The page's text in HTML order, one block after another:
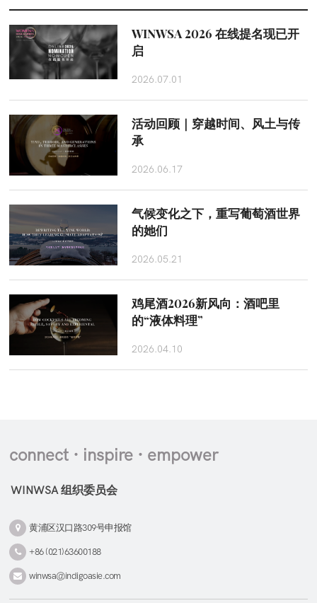
WINWSA 2026 在线提名现已开
启
2026.07.01
活动回顾｜穿越时间、风土与传
承
2026.06.17
气候变化之下，重写葡萄酒世界
的她们
2026.05.21
鸡尾酒2026新风向：酒吧里
的“液体料理”
2026.04.10
connect · inspire · empower
WINWSA 组织委员会
黄浦区汉口路309号申报馆
+86 (021)63600188
winwsa@indigoasie.com